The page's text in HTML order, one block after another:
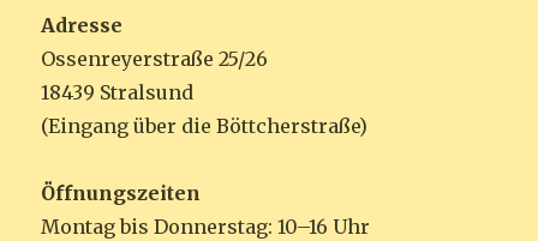
Adresse
Ossenreyerstraße 25/26
18439 Stralsund
(Eingang über die Böttcherstraße)
Öffnungszeiten
Montag bis Donnerstag: 10–16 Uhr